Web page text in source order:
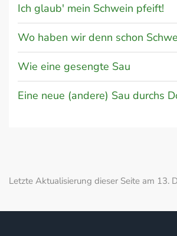
Ich glaub' mein Schwein pfeift!
Wo haben wir denn schon
Wie eine gesengte Sau
Eine neue (andere) Sau durchs
Letzte Aktualisierung dieser Seite am 13.